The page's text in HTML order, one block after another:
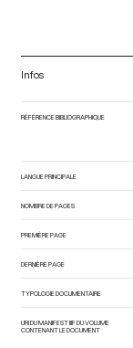
Infos
RÉFÉRENCE BIBLIOGRAPHIQUE
LANGUE PRINCIPALE
NOMBRE DE PAGES
PREMIÈRE PAGE
DERNIÈRE PAGE
TYPOLOGIE DOCUMENTAIRE
URI DU MANIFEST IIIF DU VOLUME
CONTENANT LE DOCUMENT